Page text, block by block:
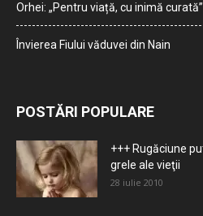
Orhei: „Pentru viață, cu inimă curată”
Învierea Fiului văduvei din Nain
POSTĂRI POPULARE
+++ Rugăciune
grele ale vieţii
28 iulie 2010